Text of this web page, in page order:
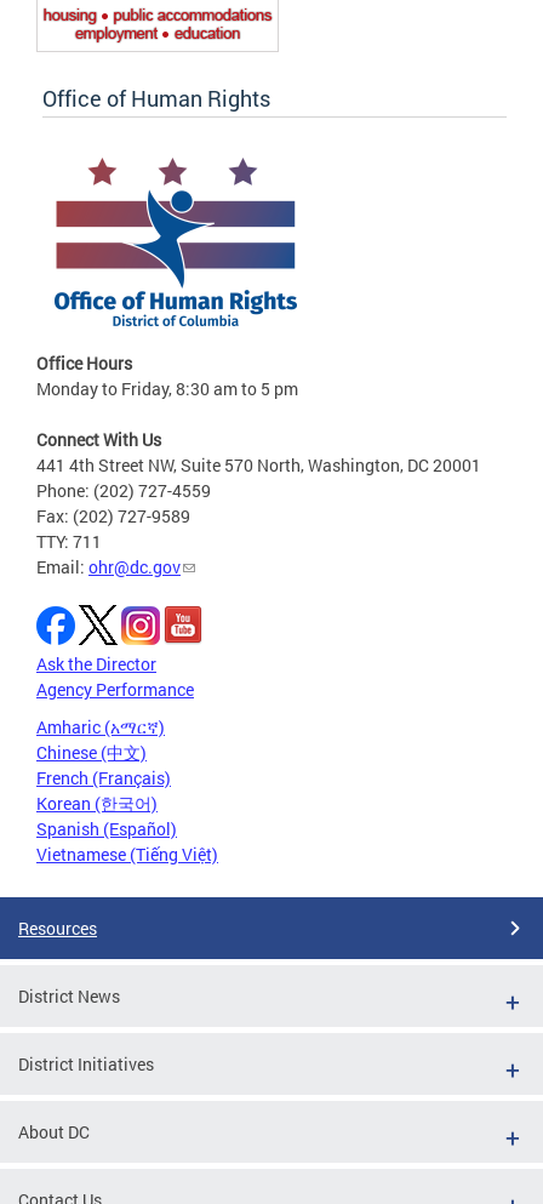
Office of Human Rights
Office Hours
Monday to Friday, 8:30 am to 5 pm
Connect With Us
441 4th Street NW, Suite 570 North, Washington, DC 20001
Phone: (202) 727-4559
Fax: (202) 727-9589
TTY: 711
Email: ohr@dc.gov
Ask the Director
Agency Performance
Amharic (አማርኛ)
Chinese (中文)
French (Français)
Korean (한국어)
Spanish (Español)
Vietnamese (Tiếng Việt)
Resources
District News
District Initiatives
About DC